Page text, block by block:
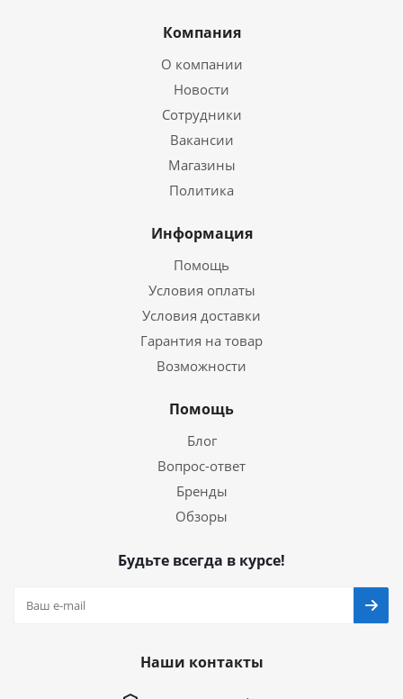
Компания
О компании
Новости
Сотрудники
Вакансии
Магазины
Политика
Информация
Помощь
Условия оплаты
Условия доставки
Гарантия на товар
Возможности
Помощь
Блог
Вопрос-ответ
Бренды
Обзоры
Будьте всегда в курсе!
Наши контакты